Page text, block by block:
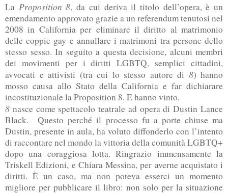
La Proposition 8, da cui deriva il titolo dell’opera, è un
emendamento approvato grazie a un referendum tenutosi nel
2008 in California per eliminare il diritto al matrimonio
delle coppie gay e annullare i matrimoni tra persone dello
stesso sesso. In seguito a questa decisione, alcuni membri
dei movimenti per i diritti LGBTQ, semplici cittadini,
avvocati e attivisti (tra cui lo stesso autore di 8) hanno
mosso causa allo Stato della California e far dichiarare
incostituzionale la Proposition 8. E hanno vinto.
8 nasce come spettacolo teatrale ad opera di Dustin Lance
Black. Questo perché il processo fu a porte chiuse ma
Dustin, presente in aula, ha voluto diffonderlo con l’intento
di raccontare nel mondo la vittoria della comunità LGBTQ+
dopo una coraggiosa lotta. Ringrazio immensamente la
Triskell Edizioni, e Chiara Messina, per averne acquistato i
diritti. È un caso, ma non poteva esserci un momento
migliore per pubblicare il libro: non solo per la situazione